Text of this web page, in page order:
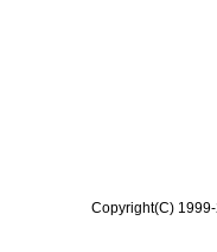
Copyright(C)